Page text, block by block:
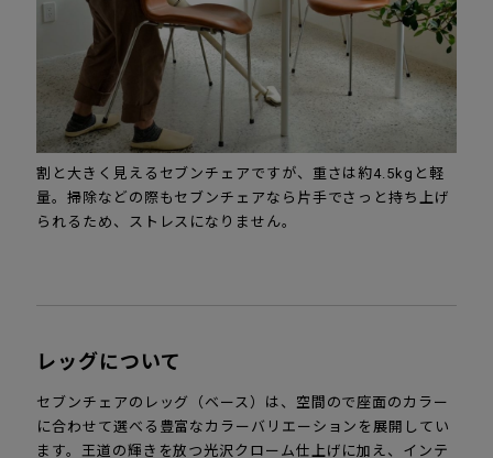
割と大きく見えるセブンチェアですが、重さは約4.5kgと軽
量。掃除などの際もセブンチェアなら片手でさっと持ち上げ
られるため、ストレスになりません。
レッグについて
セブンチェアのレッグ（ベース）は、空間ので座面のカラー
に合わせて選べる豊富なカラーバリエーションを展開してい
ます。王道の輝きを放つ光沢クローム仕上げに加え、インテ